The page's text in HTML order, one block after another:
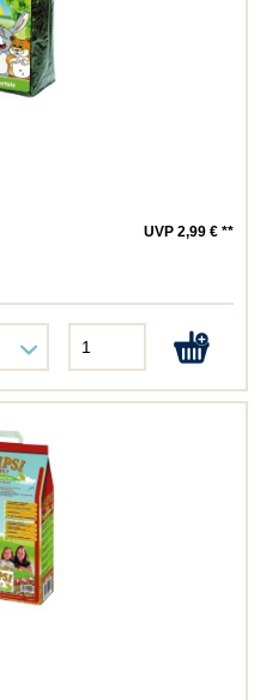
UVP 2,99 € **